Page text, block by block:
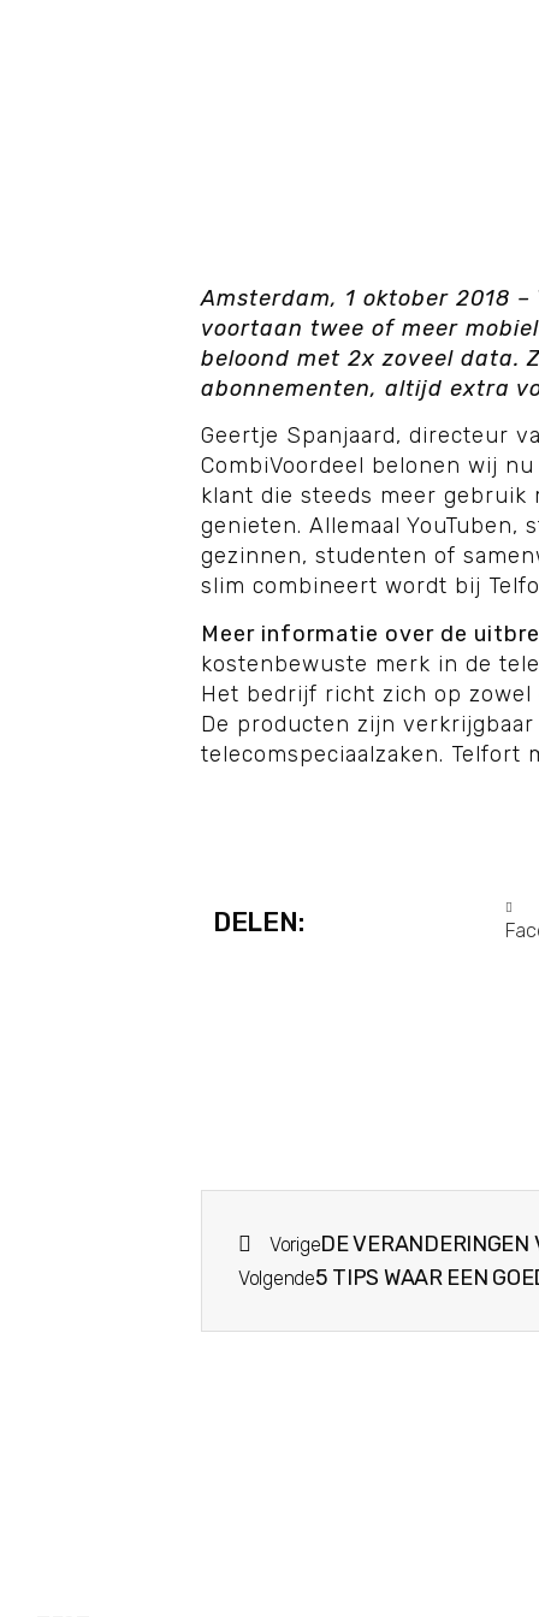
Amsterdam, 1 oktober 2018
voortaan twee of meer
beloond met 2x zoveel data.
abonnementen, altijd extra
Geertje Spanjaard, directeur
CombiVoordeel belonen wij
klant die steeds meer gebruik
genieten. Allemaal
gezinnen, studenten of
slim combineert wordt bij
Meer informatie over de
kostenbewuste merk in de
Het bedrijf richt zich op
De producten zijn
telecomspeciaalzaken. Telfort
DELEN:
VorigeDE VERANDERINGEN
Volgende5 TIPS WAAR EEN